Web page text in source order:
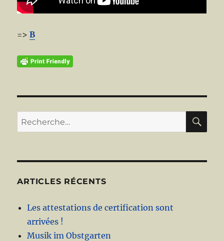
=>B
Recherche
pour :
ARTICLES RÉCENTS
Les attestations de certification sont
arrivées !
Musik im Obstgarten